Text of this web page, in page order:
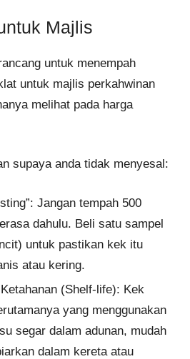
Majlis
untuk menempah
untuk majlis perkahwinan
melihat pada harga
supaya anda tidak menyesal:
Jangan tempah 500
dahulu. Beli satu sampel
untuk pastikan kek itu
atau kering.
(Shelf-life): Kek
yang menggunakan
segar dalam adunan, mudah
dalam kereta atau